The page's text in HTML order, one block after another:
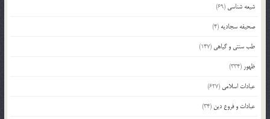
شیعه شناسی (69)
صحیفه سجادیه (4)
طب سنتی و گیاهی (147)
ظهور (334)
عبادات اسلامی (627)
عبادات و فروع دین (34)